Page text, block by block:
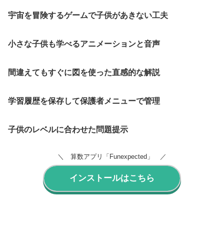
宇宙を冒険するゲームで子供があきない工夫
小さな子供も学べるアニメーションと音声
間違えてもすぐに図を使った直感的な解説
学習履歴を保存して保護者メニューで管理
子供のレベルに合わせた問題提示
＼ 算数アプリ「Funexpected」 ／
インストールはこちら